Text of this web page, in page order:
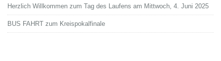
Herzlich Willkommen zum Tag des Laufens am Mittwoch, 4. Juni 2025
BUS FAHRT zum Kreispokalfinale